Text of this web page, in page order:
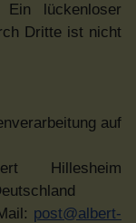
Ein lückenloser
Dritte ist nicht
auf
Hillesheim
post@albert-